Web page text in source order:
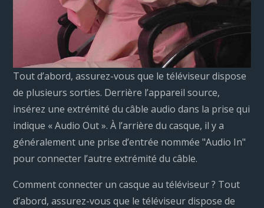
Tout d’abord, assurez-vous que le téléviseur dispose
de plusieurs sorties. Derrière l’appareil source,
insérez une extrémité du câble audio dans la prise qui
indique « Audio Out ». À l’arrière du casque, il y a
généralement une prise d’entrée nommée "Audio In"
pour connecter l’autre extrémité du câble.
Comment connecter un casque au téléviseur ? Tout
d’abord, assurez-vous que le téléviseur dispose de